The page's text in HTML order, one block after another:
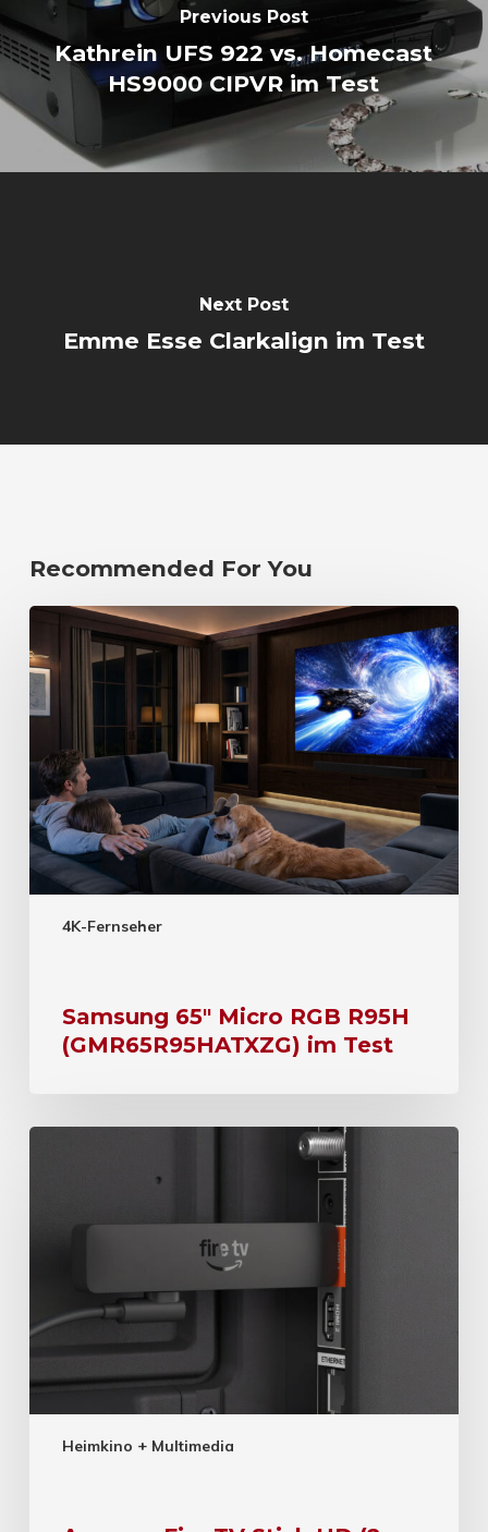
Previous Post
Kathrein UFS 922 vs. Homecast
HS9000 CIPVR im Test
Next Post
Emme Esse Clarkalign im Test
Recommended For You
4K-Fernseher
Samsung 65″ Micro RGB R95H
(GMR65R95HATXZG) im Test
Heimkino + Multimedia